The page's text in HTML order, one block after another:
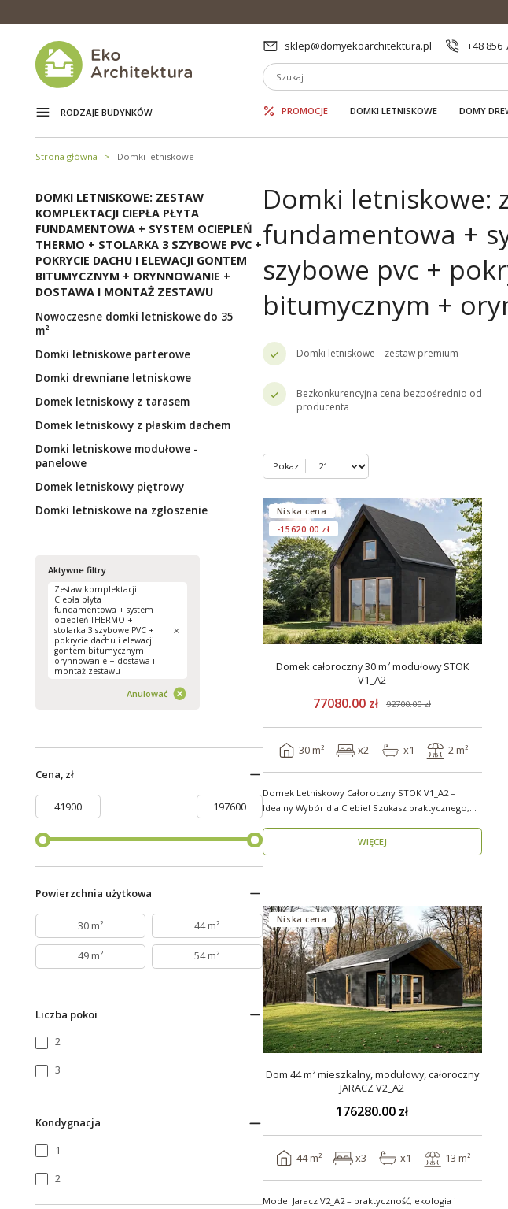
sklep@domyekoarchitektura.pl +48 856
RODZAJE BUDYNKÓW PROMOCJE DOMKI LETNISKOWE DOMY
Strona główna Domki letniskowe
DOMKI LETNISKOWE: ZESTAW
KOMPLEKTACJI CIEPŁA PŁYTA
FUNDAMENTOWA + SYSTEM OCIEPLEŃ
THERMO + STOLARKA 3 SZYBOWE PVC +
POKRYCIE DACHU I ELEWACJI GONTEM
BITUMYCZNYM + ORYNNOWANIE +
DOSTAWA I MONTAŻ ZESTAWU
Nowoczesne domki letniskowe do 35
m²
Domki letniskowe parterowe
Domki drewniane letniskowe
Domek letniskowy z tarasem
Domek letniskowy z płaskim dachem
Domki letniskowe modułowe -
panelowe
Domek letniskowy piętrowy
Domki letniskowe na zgłoszenie
Aktywne filtry
Zestaw komplektacji:
Ciepła płyta
fundamentowa + system
ociepleń THERMO +
stolarka 3 szybowe PVC +
pokrycie dachu i elewacji
gontem bitumycznym +
orynnowanie + dostawa i
montaż zestawu
Anulować
Cena, zł
Powierzchnia użytkowa
30 m² 44 m²
49 m² 54 m²
Liczba pokoi
2
3
Kondygnacja
1
2
Domki letniskowe:
fundamentowa +
szybowe pvc +
bitumycznym +
Domki letniskowe – zestaw premium
Bezkonkurencyjna cena bezpośrednio od
producenta
Pokaz
Niska cena
-15620.00 zł
Domek całoroczny 30 m² modułowy STOK
V1_A2
77080.00 zł 92700.00 zł
30 m² x2 x1 2 m²
Domek Letniskowy Całoroczny STOK V1_A2 –
Idealny Wybór dla Ciebie! Szukasz praktycznego,
WIĘCEJ
Niska cena
Dom 44 m² mieszkalny, modułowy, całoroczny
JARACZ V2_A2
176280.00 zł
44 m² x3 x1 13 m²
Model Jaracz V2_A2 – praktyczność, ekologia i